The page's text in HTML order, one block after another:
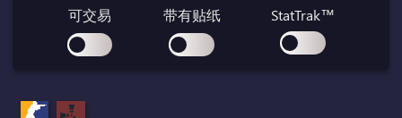
P2000
P250
Tec-9
SG 553
M4A1-S
SCAR-20
MP9
P90
Collectible
Container
Graffiti
可交易 带有贴纸 StatTrak™